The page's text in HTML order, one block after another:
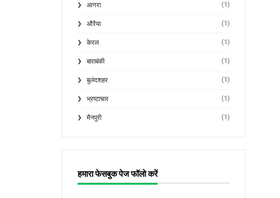
आगरा (1)
औरैया (1)
केरल (1)
बाराबंकी (1)
बुलंदशहर (1)
भ्रष्टाचार (1)
मैनपुरी (1)
हमारा फेसबुक पेज फॉलो करें